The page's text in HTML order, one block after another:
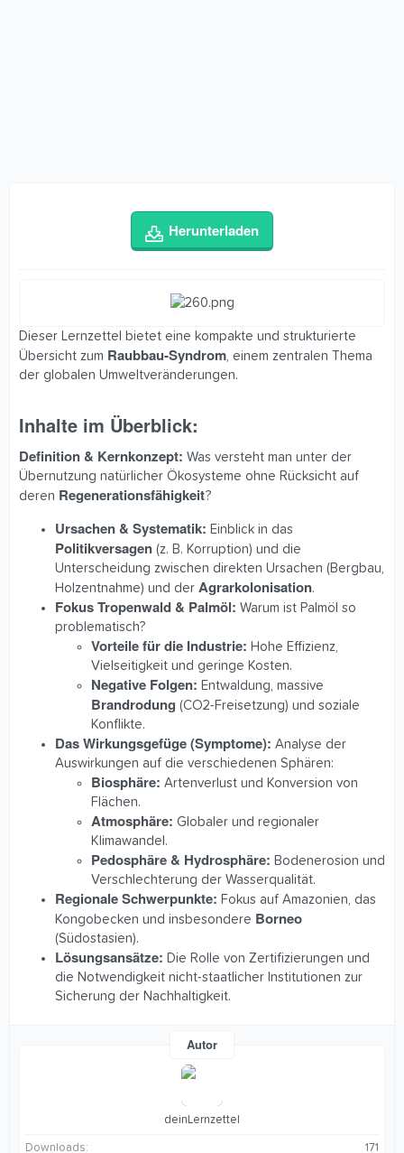
Herunterladen
Dieser Lernzettel bietet eine kompakte und strukturierte
Übersicht zum Raubbau-Syndrom, einem zentralen Thema
der globalen Umweltveränderungen.
Inhalte im Überblick:
Definition & Kernkonzept: Was versteht man unter der
Übernutzung natürlicher Ökosysteme ohne Rücksicht auf
deren Regenerationsfähigkeit?
Ursachen & Systematik: Einblick in das
Politikversagen (z. B. Korruption) und die
Unterscheidung zwischen direkten Ursachen (Bergbau,
Holzentnahme) und der Agrarkolonisation.
Fokus Tropenwald & Palmöl: Warum ist Palmöl so
problematisch?
Vorteile für die Industrie: Hohe Effizienz,
Vielseitigkeit und geringe Kosten.
Negative Folgen: Entwaldung, massive
Brandrodung (CO2-Freisetzung) und soziale
Konflikte.
Das Wirkungsgefüge (Symptome): Analyse der
Auswirkungen auf die verschiedenen Sphären:
Biosphäre: Artenverlust und Konversion von
Flächen.
Atmosphäre: Globaler und regionaler
Klimawandel.
Pedosphäre & Hydrosphäre: Bodenerosion und
Verschlechterung der Wasserqualität.
Regionale Schwerpunkte: Fokus auf Amazonien, das
Kongobecken und insbesondere Borneo
(Südostasien).
Lösungsansätze: Die Rolle von Zertifizierungen und
die Notwendigkeit nicht-staatlicher Institutionen zur
Sicherung der Nachhaltigkeit.
Autor
deinLernzettel
Downloads
171